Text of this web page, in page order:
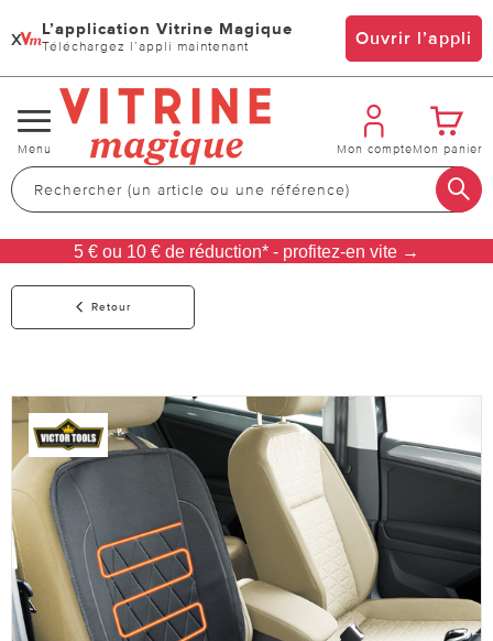
x L’application Vitrine Magique
Téléchargez l’appli maintenant Ouvrir l’appli
Changer
de
navigation
Menu Mon compteMon panier
5 € ou 10 € de réduction* - profitez-en vite →
Retour